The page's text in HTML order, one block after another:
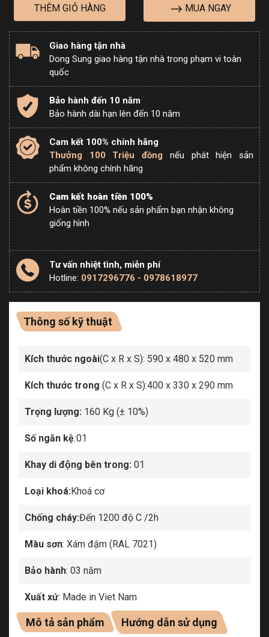
THÊM GIỎ HÀNG MUA NGAY
Giao hàng tận nhà
Dong Sung giao hàng tận nhà trong phạm vi toàn
quốc
Bảo hành đến 10 năm
Bảo hành dài hạn lên đến 10 năm
Cam kết 100% chính hãng
Thưởng 100 Triệu đồng
nếu phát hiện sản
phẩm không chính hãng
Cam kết hoàn tiền 100%
Hoàn tiền 100% nếu sản phẩm bạn nhận không
giống hình
Tư vấn nhiệt tình, miễn phí
Hotline: 0917296776 - 0978618977
Thông số kỹ thuật
Kích thước ngoài(C x R x S): 590 x 480 x 520 mm
Kích thước trong (C x R x S):400 x 330 x 290 mm
Trọng lượng: 160 Kg (± 10%)
Số ngăn kệ:01
Khay di động bên trong: 01
Loại khoá:Khoá cơ
Chống cháy:Đến 1200 độ C /2h
Màu sơn: Xám đậm (RAL 7021)
Bảo hành: 03 năm
Xuất xứ: Made in Viet Nam
Mô tả sản phẩm Hướng dẫn sử dụng